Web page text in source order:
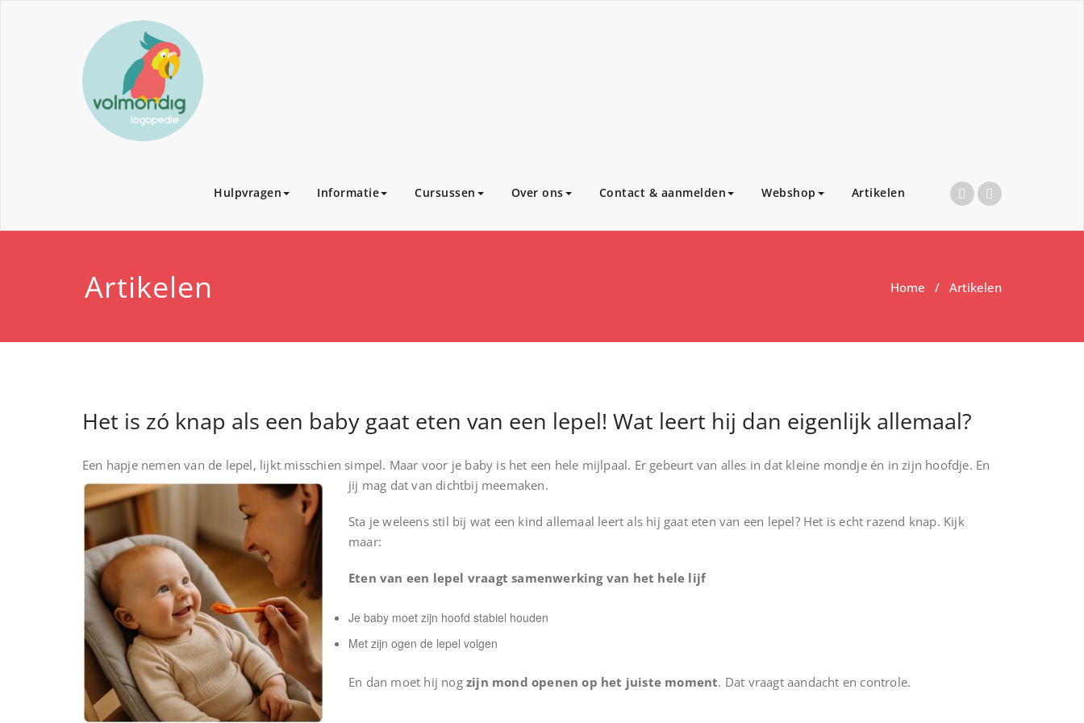
Hulpvragen Informatie Cursussen Over ons Contact & aanmelden Webshop Artikelen
Artikelen Home / Artikelen
Het is zó knap als een baby gaat eten van een lepel! Wat leert hij dan eigenlijk allemaal?
Een hapje nemen van de lepel, lijkt misschien simpel. Maar voor je baby is het een hele mijlpaal. Er gebeurt van alles in dat kleine mondje én in zijn hoofdje. En
jij mag dat van dichtbij meemaken.
Sta je weleens stil bij wat een kind allemaal leert als hij gaat eten van een lepel? Het is echt razend knap. Kijk
maar:
Eten van een lepel vraagt samenwerking van het hele lijf
Je baby moet zijn hoofd stabiel houden
Met zijn ogen de lepel volgen
En dan moet hij nog zijn mond openen op het juiste moment. Dat vraagt aandacht en controle.